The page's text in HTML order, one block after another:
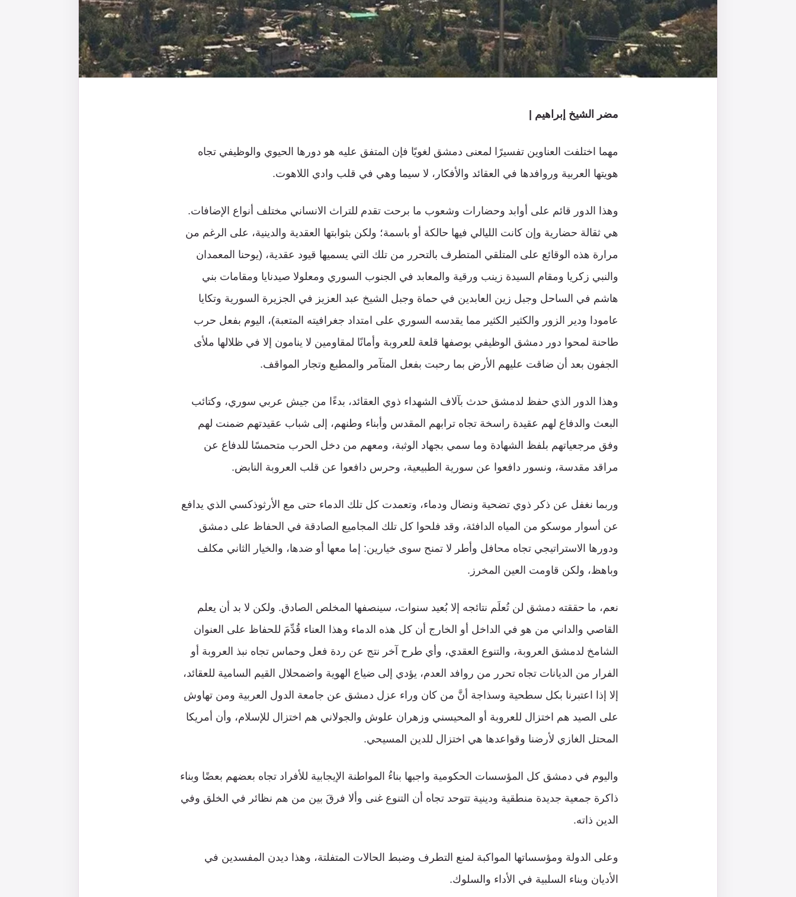
مضر الشيخ إبراهيم |
مهما اختلفت العناوين تفسيرًا لمعنى دمشق لغويًا فإن المتفق عليه هو دورها الحيوي والوظيفي تجاه
هويتها العربية وروافدها في العقائد والأفكار، لا سيما وهي في قلب وادي اللاهوت.
وهذا الدور قائم على أوابد وحضارات وشعوب ما برحت تقدم للتراث الانساني مختلف أنواع الإضافات.
هي ثقالة حضارية وإن كانت الليالي فيها حالكة أو باسمة؛ ولكن بثوابتها العقدية والدينية، على الرغم من
مرارة هذه الوقائع على المتلقي المتطرف بالتحرر من تلك التي يسميها قيود عقدية، (يوحنا المعمدان
والنبي زكريا ومقام السيدة زينب ورقية والمعابد في الجنوب السوري ومعلولا صيدنايا ومقامات بني
هاشم في الساحل وجبل زين العابدين في حماة وجبل الشيخ عبد العزيز في الجزيرة السورية وتكايا
عامودا ودير الزور والكثير الكثير مما يقدسه السوري على امتداد جغرافيته المتعبة)، اليوم بفعل حرب
طاحنة لمحوا دور دمشق الوظيفي بوصفها قلعة للعروبة وأمانًا لمقاومين لا ينامون إلا في ظلالها ملأى
الجفون بعد أن ضاقت عليهم الأرض بما رحبت بفعل المتآمر والمطبع وتجار المواقف.
وهذا الدور الذي حفظ لدمشق حدث بآلاف الشهداء ذوي العقائد، بدءًا من جيش عربي سوري، وكتائب
البعث والدفاع لهم عقيدة راسخة تجاه ترابهم المقدس وأبناء وطنهم، إلى شباب عقيدتهم ضمنت لهم
وفق مرجعياتهم بلفظ الشهادة وما سمي بجهاد الوثبة، ومعهم من دخل الحرب متحمسًا للدفاع عن
مراقد مقدسة، ونسور دافعوا عن سورية الطبيعية، وحرس دافعوا عن قلب العروبة النابض.
وربما نغفل عن ذكر ذوي تضحية ونضال ودماء، وتعمدت كل تلك الدماء حتى مع الأرثوذكسي الذي يدافع
عن أسوار موسكو من المياه الدافئة، وقد فلحوا كل تلك المجاميع الصادقة في الحفاظ على دمشق
ودورها الاستراتيجي تجاه محافل وأطر لا تمنح سوى خيارين: إما معها أو ضدها، والخيار الثاني مكلف
وباهظ، ولكن قاومت العين المخرز.
نعم، ما حققته دمشق لن تُعلَم نتائجه إلا بُعيد سنوات، سينصفها المخلص الصادق. ولكن لا بد أن يعلم
القاصي والداني من هو في الداخل أو الخارج أن كل هذه الدماء وهذا العناء قُدِّمَ للحفاظ على العنوان
الشامخ لدمشق العروبة، والتنوع العقدي، وأي طرح آخر نتج عن ردة فعل وحماس تجاه نبذ العروبة أو
الفرار من الديانات تجاه تحرر من روافد العدم، يؤدي إلى ضياع الهوية واضمحلال القيم السامية للعقائد،
إلا إذا اعتبرنا بكل سطحية وسذاجة أنَّ من كان وراء عزل دمشق عن جامعة الدول العربية ومن تهاوش
على الصيد هم اختزال للعروبة أو المحيسني وزهران علوش والجولاني هم اختزال للإسلام، وأن أمريكا
المحتل الغازي لأرضنا وقواعدها هي اختزال للدين المسيحي.
واليوم في دمشق كل المؤسسات الحكومية واجبها بناءُ المواطنة الإيجابية للأفراد تجاه بعضهم بعضًا وبناء
ذاكرة جمعية جديدة منطقية ودينية تتوحد تجاه أن التنوع غنى وألا فرقَ بين من هم نظائر في الخلق وفي
الدين ذاته.
وعلى الدولة ومؤسساتها المواكبة لمنع التطرف وضبط الحالات المتفلتة، وهذا ديدن المفسدين في
الأديان وبناء السلبية في الأداء والسلوك.